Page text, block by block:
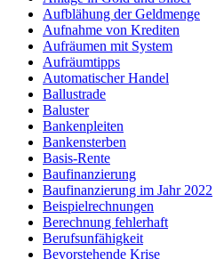
Aufblähung der Geldmenge
Aufnahme von Krediten
Aufräumen mit System
Aufräumtipps
Automatischer Handel
Ballustrade
Baluster
Bankenpleiten
Bankensterben
Basis-Rente
Baufinanzierung
Baufinanzierung im Jahr 2022
Beispielrechnungen
Berechnung fehlerhaft
Berufsunfähigkeit
Bevorstehende Krise